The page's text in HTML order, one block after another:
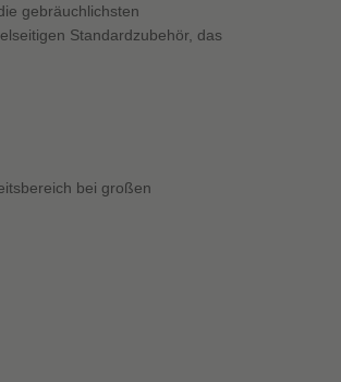
gebräuchlichsten
Standardzubehör, das
bei großen